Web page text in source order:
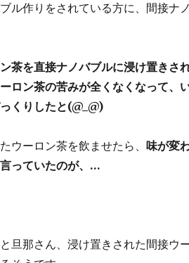
ル作りをされている方に、間接ナ
茶を直接ナノバブルに浸け置きさ
ロン茶の苦みが全くなくなって、
くりしたと(@_@)
ウーロン茶を飲ませたら、 味が変
っていたのが、 …
旦那さん、浸け置きされた間接ウ